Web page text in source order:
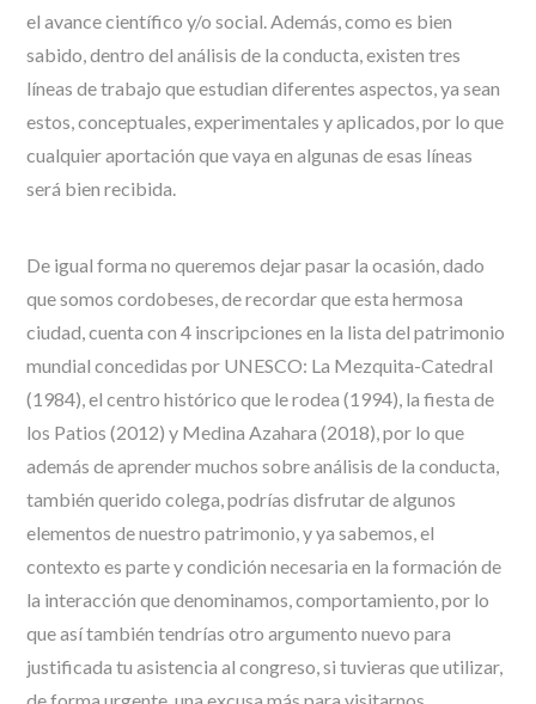
el avance científico y/o social. Además, como es bien
sabido, dentro del análisis de la conducta, existen tres
líneas de trabajo que estudian diferentes aspectos, ya sean
estos, conceptuales, experimentales y aplicados, por lo que
cualquier aportación que vaya en algunas de esas líneas
será bien recibida.
De igual forma no queremos dejar pasar la ocasión, dado
que somos cordobeses, de recordar que esta hermosa
ciudad, cuenta con 4 inscripciones en la lista del patrimonio
mundial concedidas por UNESCO: La Mezquita-Catedral
(1984), el centro histórico que le rodea (1994), la fiesta de
los Patios (2012) y Medina Azahara (2018), por lo que
además de aprender muchos sobre análisis de la conducta,
también querido colega, podrías disfrutar de algunos
elementos de nuestro patrimonio, y ya sabemos, el
contexto es parte y condición necesaria en la formación de
la interacción que denominamos, comportamiento, por lo
que así también tendrías otro argumento nuevo para
justificada tu asistencia al congreso, si tuvieras que utilizar,